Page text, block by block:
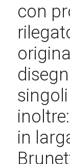
con
in